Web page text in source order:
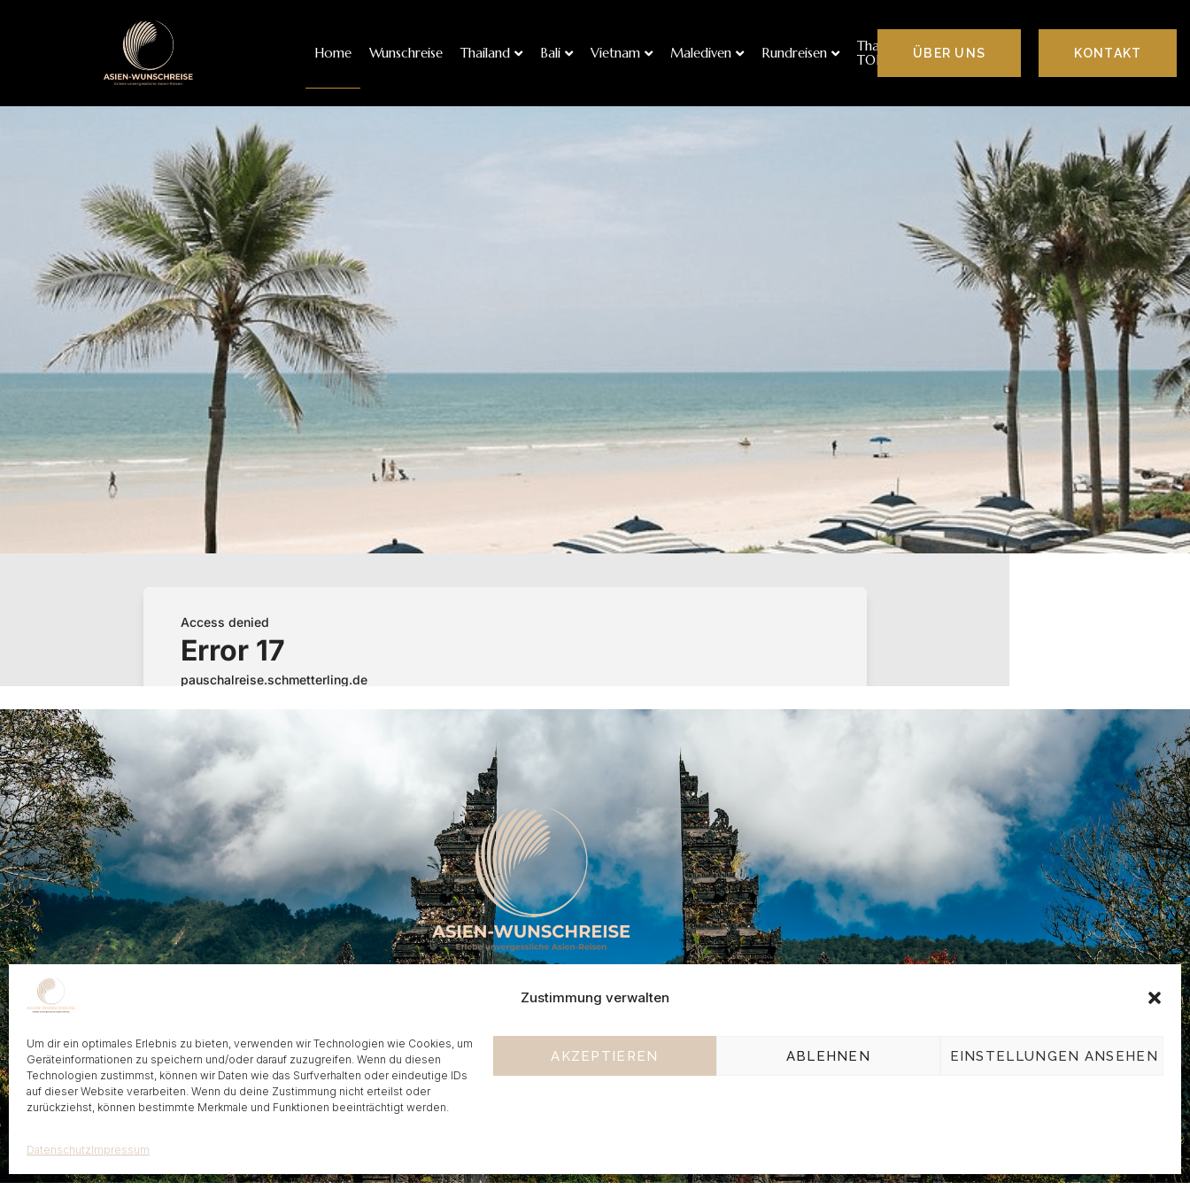
Zustimmung verwalten
Um dir ein optimales Erlebnis zu bieten, verwenden wir Technologien wie Cookies, um
Geräteinformationen zu speichern und/oder darauf zuzugreifen. Wenn du diesen
Technologien zustimmst, können wir Daten wie das Surfverhalten oder eindeutige IDs
auf dieser Website verarbeiten. Wenn du deine Zustimmung nicht erteilst oder
zurückziehst, können bestimmte Merkmale und Funktionen beeinträchtigt werden.
AKZEPTIEREN ABLEHNEN EINSTELLUNGEN ANSEHEN
DatenschutzImpressum
Home Wunschreise Thailand Bali Vietnam Malediven Rundreisen
Thailand
TOP10
ÜBER UNS​ KONTAKT
Kontakt
Frohnhauser Strasse 232, 45144 Essen info@asien-wunschreise.de